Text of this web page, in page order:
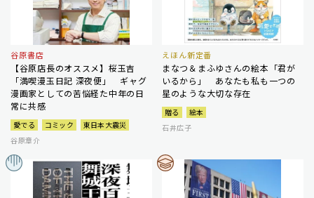
谷原書店
【谷原店長のオススメ】桜玉吉
「満喫漫玉日記 深夜便」 ギャグ
漫画家としての苦悩経た中年の日
常に共感
愛でる コミック
東日本大震災
谷原章介
えほん新定番
まなつ＆まふゆさんの絵本「君が
いるから」 あなたも私も一つの
星のような大切な存在
贈る
絵本
石井広子